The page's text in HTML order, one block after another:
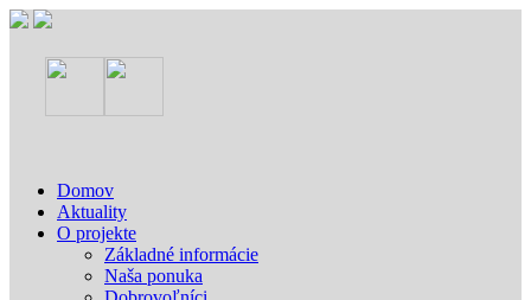
Domov
Aktuality
O projekte
Základné informácie
Naša ponuka